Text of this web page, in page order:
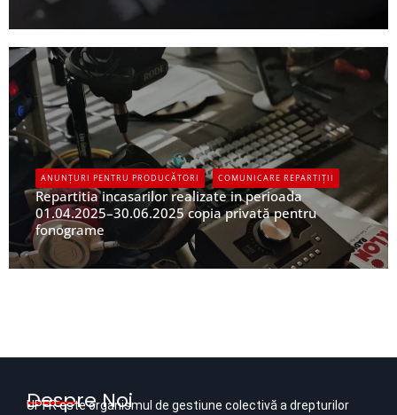
ANUNȚURI PENTRU PRODUCĂTORI COMUNICARE REPARTIȚII
Repartitia incasarilor realizate in perioada
01.04.2025–30.06.2025 copia privată pentru
fonograme
UPFR
Despre Noi
UPFR este organismul de gestiune colectivă a drepturilor